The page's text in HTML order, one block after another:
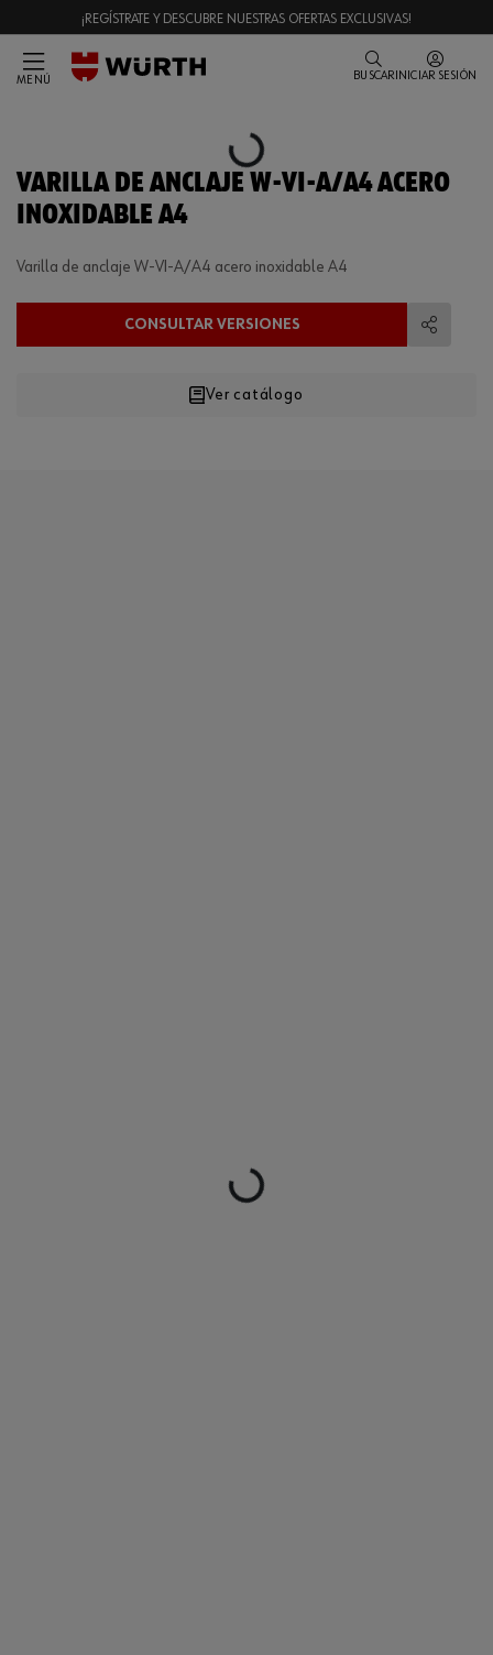
¡REGÍSTRATE Y DESCUBRE NUESTRAS OFERTAS EXCLUSIVAS!
MENÚ BUSCAR INICIAR SESIÓN
Loading...
VARILLA DE ANCLAJE W-VI-A/A4 ACERO
INOXIDABLE A4
Varilla de anclaje W-VI-A/A4 acero inoxidable A4
CONSULTAR VERSIONES
Ver catálogo